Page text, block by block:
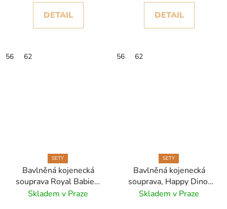
DETAIL
56 62
DETAIL
56 62
SETY
Bavlněná kojenecká
souprava Royal Babies,
Feed Me, tyrkysově-
Skladem v Praze
SETY
Bavlněná kojenecká
souprava, Happy Dino,
set - 8ks
Skladem v Praze